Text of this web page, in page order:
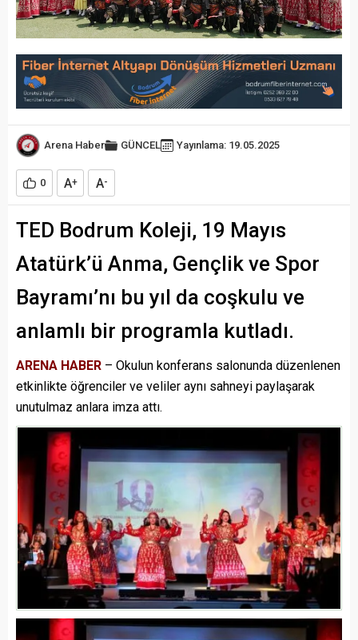
Arena Haber GÜNCEL Yayınlama: 19.05.2025
0 A+ A-
TED Bodrum Koleji, 19 Mayıs
Atatürk’ü Anma, Gençlik ve Spor
Bayramı’nı bu yıl da coşkulu ve
anlamlı bir programla kutladı.
ARENA HABER – Okulun konferans salonunda düzenlenen
etkinlikte öğrenciler ve veliler aynı sahneyi paylaşarak
unutulmaz anlara imza attı.